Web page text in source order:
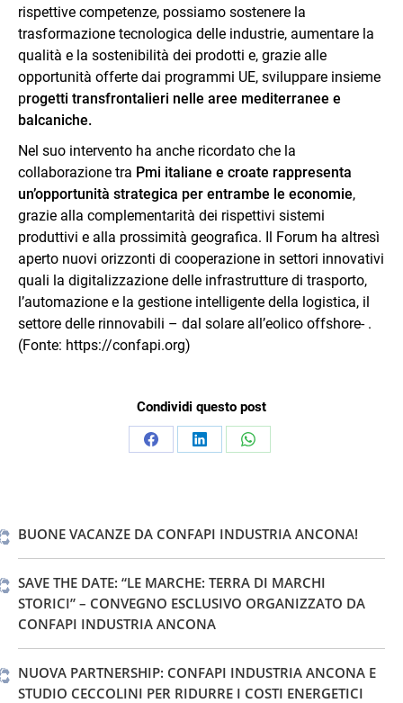
rispettive competenze, possiamo sostenere la
trasformazione tecnologica delle industrie, aumentare la
qualità e la sostenibilità dei prodotti e, grazie alle
opportunità offerte dai programmi UE, sviluppare insieme
progetti transfrontalieri nelle aree mediterranee e
balcaniche.
Nel suo intervento ha anche ricordato che la
collaborazione tra Pmi italiane e croate rappresenta
un’opportunità strategica per entrambe le economie,
grazie alla complementarità dei rispettivi sistemi
produttivi e alla prossimità geografica. Il Forum ha altresì
aperto nuovi orizzonti di cooperazione in settori innovativi
quali la digitalizzazione delle infrastrutture di trasporto,
l’automazione e la gestione intelligente della logistica, il
settore delle rinnovabili – dal solare all’eolico offshore- .
(Fonte: https://confapi.org)
Condividi questo post
CondividiCondividiCondividi
BUONE VACANZE DA CONFAPI INDUSTRIA ANCONA!
SAVE THE DATE: “LE MARCHE: TERRA DI MARCHI
STORICI” – CONVEGNO ESCLUSIVO ORGANIZZATO DA
CONFAPI INDUSTRIA ANCONA
NUOVA PARTNERSHIP: CONFAPI INDUSTRIA ANCONA E
STUDIO CECCOLINI PER RIDURRE I COSTI ENERGETICI